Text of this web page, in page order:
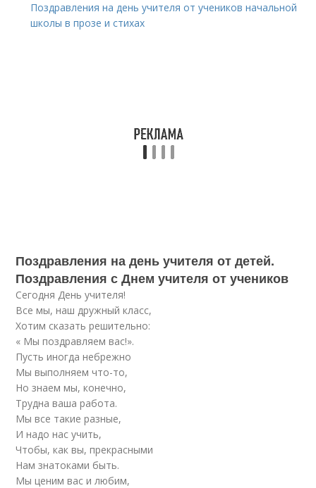
Поздравления на день учителя от учеников начальной
школы в прозе и стихах
Поздравления на день учителя от детей.
Поздравления с Днем учителя от учеников
Сегодня День учителя!
Все мы, наш дружный класс,
Хотим сказать решительно:
« Мы поздравляем вас!».
Пусть иногда небрежно
Мы выполняем что-то,
Но знаем мы, конечно,
Трудна ваша работа.
Мы все такие разные,
И надо нас учить,
Чтобы, как вы, прекрасными
Нам знатоками быть.
Мы ценим вас и любим,